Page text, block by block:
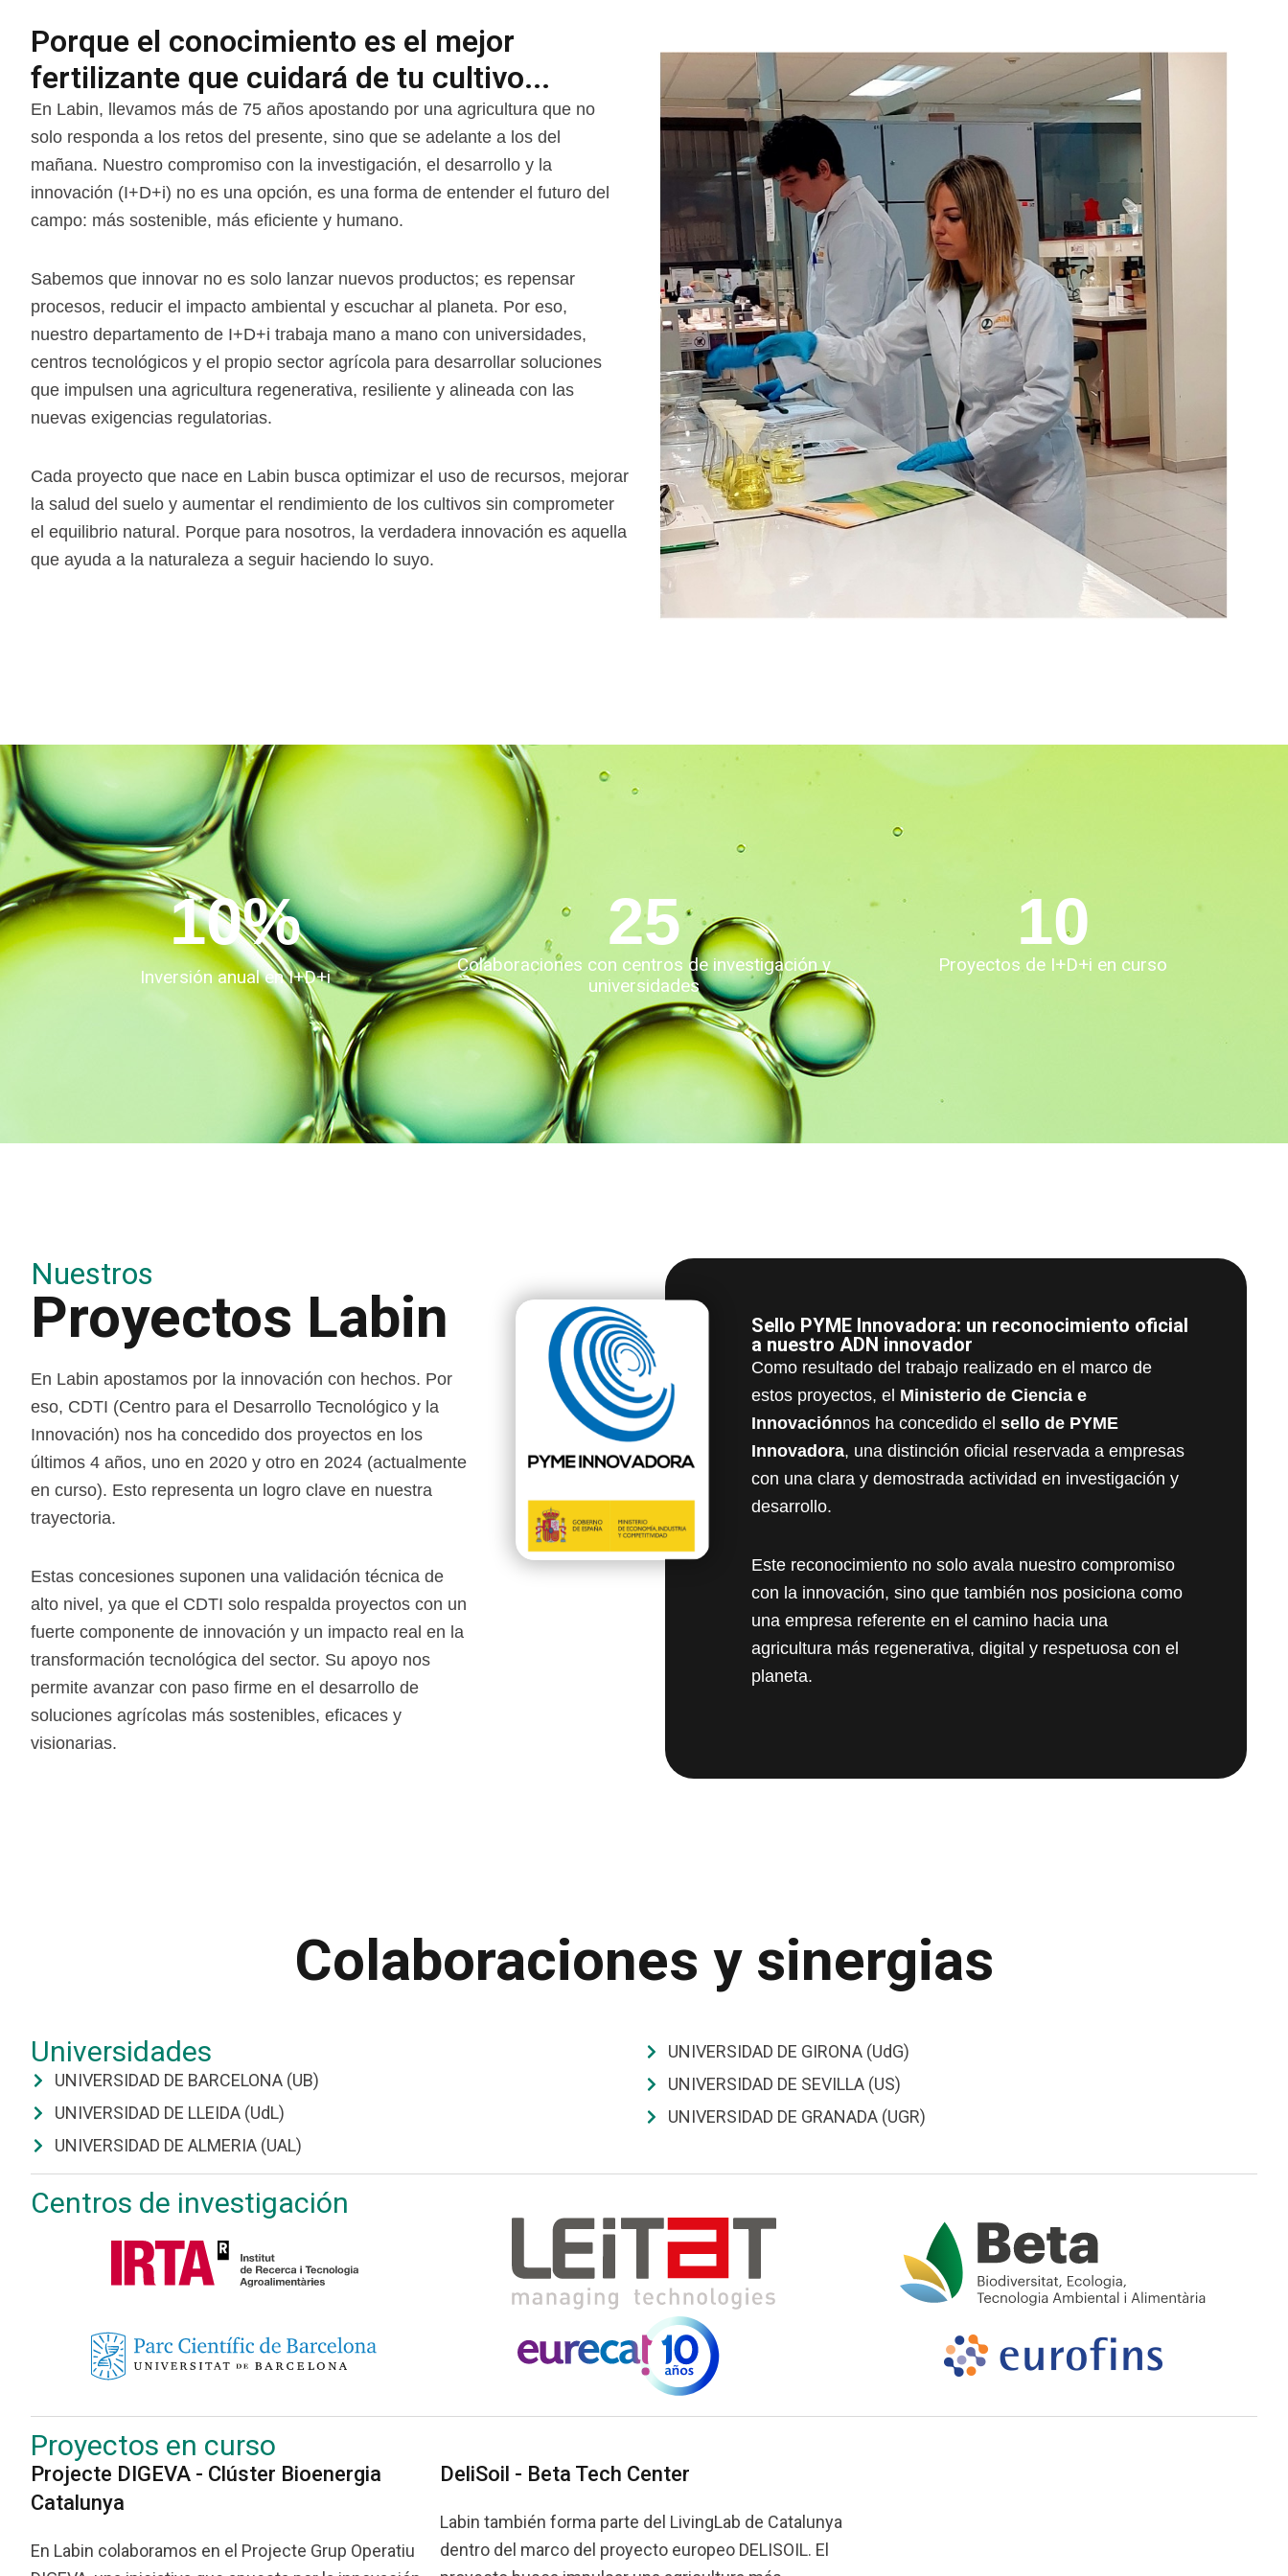
Porque el conocimiento es el mejor
fertilizante que cuidará de tu cultivo...
En Labin, llevamos más de 75 años apostando por una agricultura que no
solo responda a los retos del presente, sino que se adelante a los del
mañana. Nuestro compromiso con la investigación, el desarrollo y la
innovación (I+D+i) no es una opción, es una forma de entender el futuro del
campo: más sostenible, más eficiente y humano.
Sabemos que innovar no es solo lanzar nuevos productos; es repensar
procesos, reducir el impacto ambiental y escuchar al planeta. Por eso,
nuestro departamento de I+D+i trabaja mano a mano con universidades,
centros tecnológicos y el propio sector agrícola para desarrollar soluciones
que impulsen una agricultura regenerativa, resiliente y alineada con las
nuevas exigencias regulatorias.
Cada proyecto que nace en Labin busca optimizar el uso de recursos, mejorar
la salud del suelo y aumentar el rendimiento de los cultivos sin comprometer
el equilibrio natural. Porque para nosotros, la verdadera innovación es aquella
que ayuda a la naturaleza a seguir haciendo lo suyo.
Inversión anual en I+D+i
10%
Colaboraciones con centros de investigación y
universidades
25
Proyectos de I+D+i en curso
10
Nuestros
Proyectos Labin
En Labin apostamos por la innovación con hechos. Por
eso, CDTI (Centro para el Desarrollo Tecnológico y la
Innovación) nos ha concedido dos proyectos en los
últimos 4 años, uno en 2020 y otro en 2024 (actualmente
en curso). Esto representa un logro clave en nuestra
trayectoria.
Estas concesiones suponen una validación técnica de
alto nivel, ya que el CDTI solo respalda proyectos con un
fuerte componente de innovación y un impacto real en la
transformación tecnológica del sector. Su apoyo nos
permite avanzar con paso firme en el desarrollo de
soluciones agrícolas más sostenibles, eficaces y
visionarias.
Sello PYME Innovadora: un reconocimiento oficial
a nuestro ADN innovador
Como resultado del trabajo realizado en el marco de
estos proyectos, el Ministerio de Ciencia e
Innovaciónnos ha concedido el sello de PYME
Innovadora, una distinción oficial reservada a empresas
con una clara y demostrada actividad en investigación y
desarrollo.
Este reconocimiento no solo avala nuestro compromiso
con la innovación, sino que también nos posiciona como
una empresa referente en el camino hacia una
agricultura más regenerativa, digital y respetuosa con el
planeta.
Colaboraciones y sinergias
Universidades
UNIVERSIDAD DE BARCELONA (UB)
UNIVERSIDAD DE LLEIDA (UdL)
UNIVERSIDAD DE ALMERIA (UAL)
UNIVERSIDAD DE GIRONA (UdG)
UNIVERSIDAD DE SEVILLA (US)
UNIVERSIDAD DE GRANADA (UGR)
Centros de investigación
Proyectos en curso
Projecte DIGEVA - Clúster Bioenergia
Catalunya
En Labin colaboramos en el Projecte Grup Operatiu
DeliSoil - Beta Tech Center
Labin también forma parte del LivingLab de Catalunya
dentro del marco del proyecto europeo DELISOIL. El